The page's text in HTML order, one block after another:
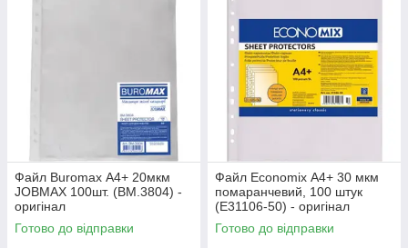
Файл Buromax А4+ 20мкм
JOBMAX 100шт. (BM.3804) -
оригінал
Готово до відправки
Файл Economix А4+ 30 мкм
помаранчевий, 100 штук
(E31106-50) - оригінал
Готово до відправки